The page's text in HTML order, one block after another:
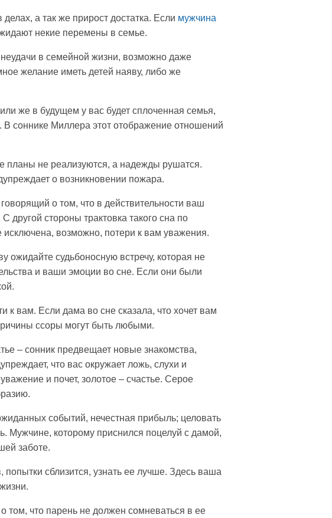
а так же прирост достатка. Если мужчина
некие перемены в семье.
в семейной жизни, возможно даже
желание иметь детей наяву, либо же
же в будущем у вас будет сплоченная семья,
соннике Миллера этот отображение отношений
планы не реализуются, а надежды рушатся.
о возникновении пожара.
о том, что в действительности ваш
стороны трактовка такого сна по
возможно, потери к вам уважения.
ожидайте судьбоносную встречу, которая не
и ваши эмоции во сне. Если они были
к вам. Если дама во сне сказала, что хочет вам
ссоры могут быть любыми.
– сонник предвещает новые знакомства,
что вас окружает ложь, слухи и
и почет, золотое – счастье. Серое
событий, нечестная прибыль; целовать
Мужчине, которому приснился поцелуй с дамой,
заботе.
попытки сблизится, узнать ее лучше. Здесь ваша
том, что парень не должен сомневаться в ее